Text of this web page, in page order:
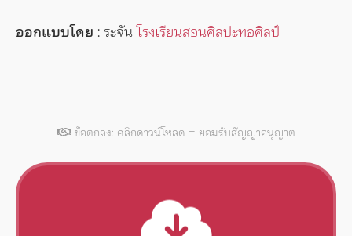
ออกแบบโดย : ระจันโรงเรียนสอนศิลปะทอศิลป์
ข้อตกลง: คลิกดาวน์โหลด = ยอมรับสัญญาอนุญาต